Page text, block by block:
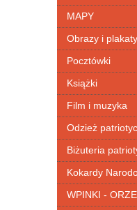
MAPY
Obrazy i plakaty
Pocztówki
Książki
Film i muzyka
Odzież
Biżuteria
Kokardy
WPINKI -